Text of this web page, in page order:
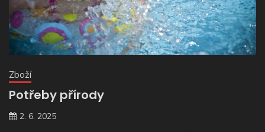
Zboží
Potřeby přírody
2. 6. 2025